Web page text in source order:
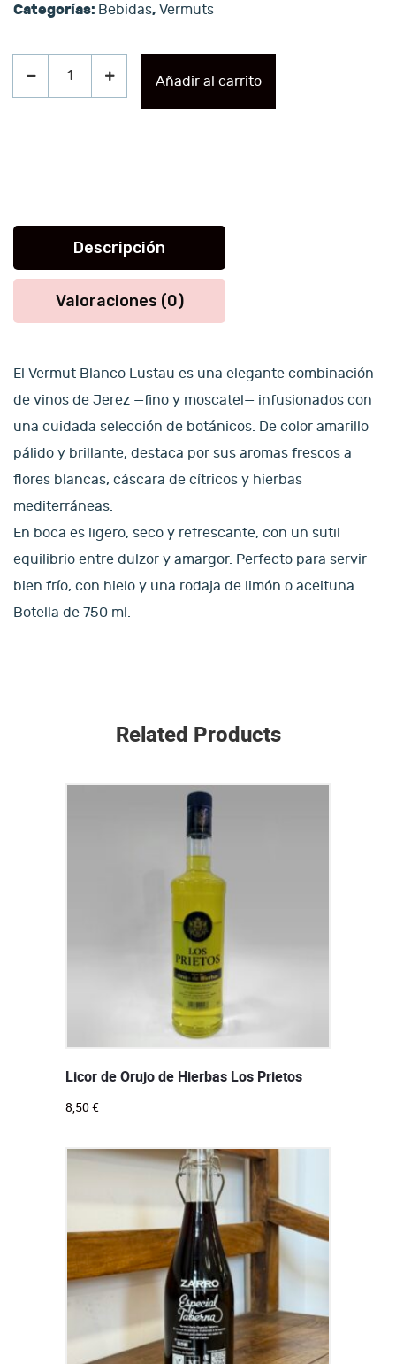
Categorías: Bebidas, Vermuts
Añadir al carrito
Descripción
Valoraciones (0)
El Vermut Blanco Lustau es una elegante combinación
de vinos de Jerez —fino y moscatel— infusionados con
una cuidada selección de botánicos. De color amarillo
pálido y brillante, destaca por sus aromas frescos a
flores blancas, cáscara de cítricos y hierbas
mediterráneas.
En boca es ligero, seco y refrescante, con un sutil
equilibrio entre dulzor y amargor. Perfecto para servir
bien frío, con hielo y una rodaja de limón o aceituna.
Botella de 750 ml.
Related Products
Licor de Orujo de Hierbas Los Prietos
8,50 €